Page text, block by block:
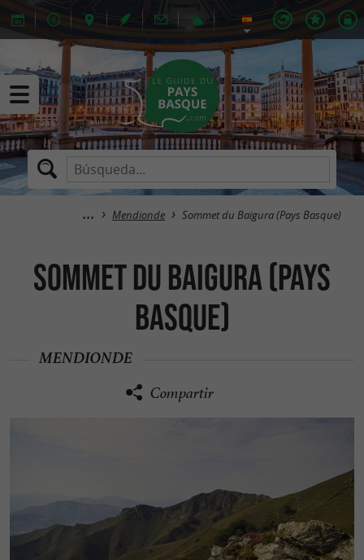
Mendionde Sommet du Baigura (Pays Basque)
Sommet du Baigura (Pays
Basque)
MENDIONDE
Compartir